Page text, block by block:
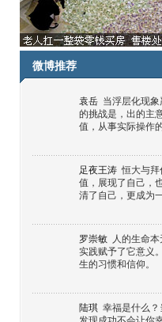
微博推荐
袁岳 当浮层化现象
的挑战是，出的主
值，从事实际操作
足夜王涛 恒大与拜
值，展现了自己，
清了自己，更成为
罗崇敏 人的生命
实践赋予了它意义
生的习惯和信仰。
陆琪 幸福是什么？